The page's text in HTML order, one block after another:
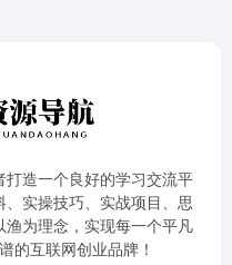
造一个良好的学习交流平
实操技巧、实战项目、思
为理念，实现每一个平凡
的互联网创业品牌！